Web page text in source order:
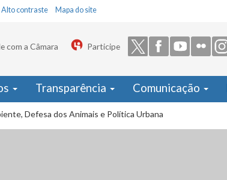
Alto contraste Mapa do site
com a Câmara Participe
Transparência Comunicação
Defesa dos Animais e Política Urbana